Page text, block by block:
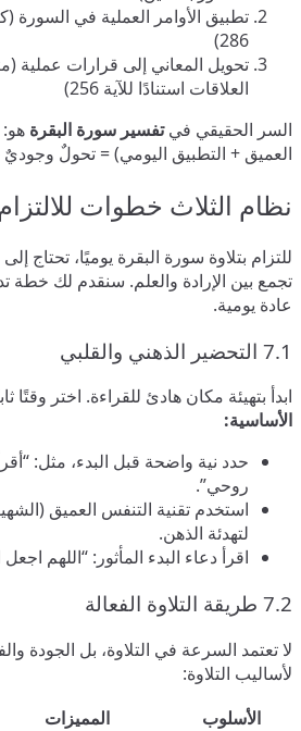
286)
تحويل المعاني إلى قرارات عملية
العلاقات استنادًا للآية 256)
السر الحقيقي فيتفسير سورة البقرة هو:
العميق + التطبيق اليومي) = تحولٌ
نظام الثلاث خطوات
للتزام بتلاوة سورة البقرة يوميًا، تحتاج
تجمع بين الإرادة والعلم. سنقدم لك خطة
عادة يومية.
7.1 التحضير الذهني والقلبي
ابدأ بتهيئة مكان هادئ للقراءة. اختر وقتًا
الأساسية:
حدد نية واضحة قبل البدء، مثل:
روحي”.
لتهدئة الذهن.
اقرأ دعاء البدء المأثور: “اللهم
7.2 طريقة التلاوة الفعالة
لا تعتمد السرعة في التلاوة، بل الجودة
لأساليب التلاوة:
الأسلوب
المميزات